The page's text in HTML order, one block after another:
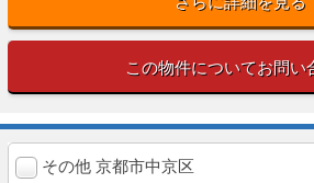
この物件についてお問い
その他 京都市中京区